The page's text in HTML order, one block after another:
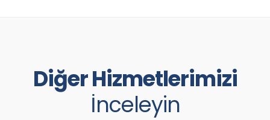
Diğer Hizmetlerimizi
İnceleyin